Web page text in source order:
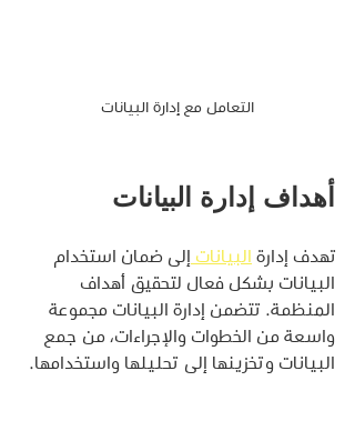
التعامل مع إدارة البيانات
أهداف إدارة البيانات
تهدف إدارة البيانات
إلى ضمان استخدام
البيانات بشكل فعال لتحقيق أهداف
المنظمة. تتضمن إدارة البيانات مجموعة
واسعة من الخطوات والإجراءات، من جمع
البيانات وتخزينها إلى تحليلها واستخدامها.